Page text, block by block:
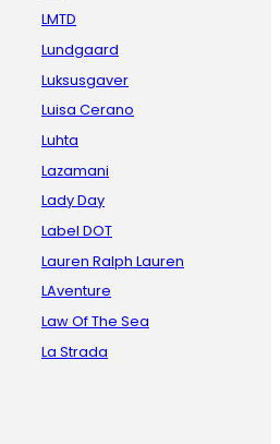
LMTD
Lundgaard
Luksusgaver
Luisa Cerano
Luhta
Lazamani
Lady Day
Label DOT
Lauren Ralph Lauren
LAventure
Law Of The Sea
La Strada